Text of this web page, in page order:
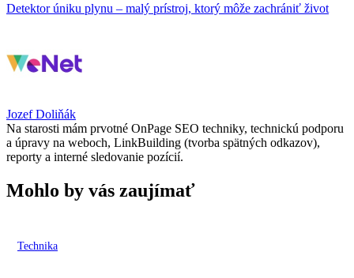
Detektor úniku plynu – malý prístroj, ktorý môže zachrániť život
Jozef Doliňák
Na starosti mám prvotné OnPage SEO techniky, technickú podporu
a úpravy na weboch, LinkBuilding (tvorba spätných odkazov),
reporty a interné sledovanie pozícií.
Mohlo by vás zaujímať
Technika